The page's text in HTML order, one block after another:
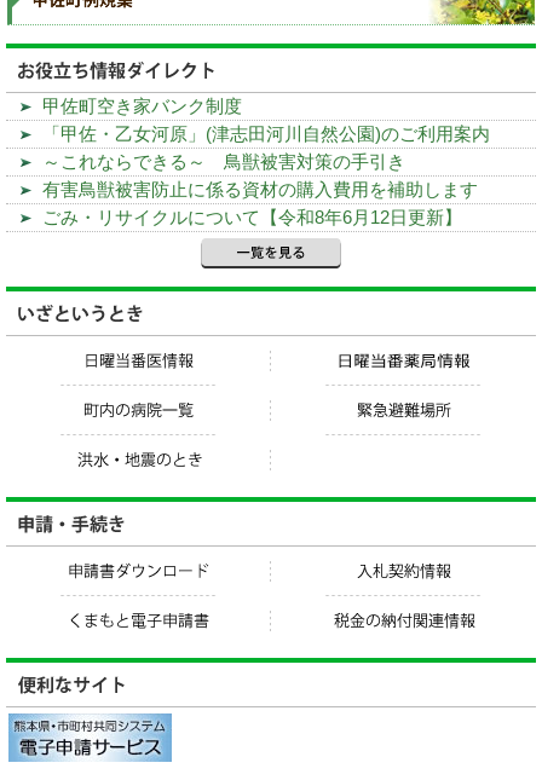
甲佐町空き家バンク制度
「甲佐・乙女河原」(津志田河川自然公園)のご利用案内
～これならできる～ 鳥獣被害対策の手引き
有害鳥獣被害防止に係る資材の購入費用を補助します
ごみ・リサイクルについて【令和8年6月12日更新】